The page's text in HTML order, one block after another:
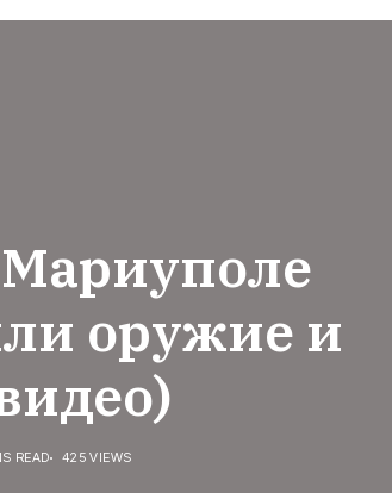
оружие и
READ 425 VIEWS